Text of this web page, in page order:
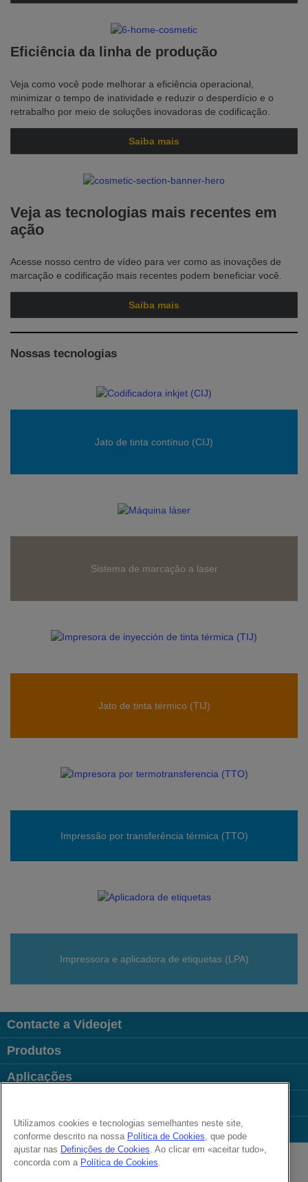
Eficiência da linha de produção
Veja como você pode melhorar a eficiência operacional,
minimizar o tempo de inatividade e reduzir o desperdício e o
retrabalho por meio de soluções inovadoras de codificação.
Saiba mais
Veja as tecnologias mais recentes em
ação
Acesse nosso centro de vídeo para ver como as inovações de
marcação e codificação mais recentes podem beneficiar você.
Saiba mais
Nossas tecnologias
Jato de tinta contínuo (CIJ)
Sistema de marcação a laser
Jato de tinta térmico (TIJ)
Impressão por transferência térmica (TTO)
Impressora e aplicadora de etiquetas (LPA)
Contacte a Videojet
Produtos
Aplicações
Links úteis
Follow us on:
Utilizamos cookies e tecnologias semelhantes neste site,
conforme descrito na nossa Política de Cookies, que pode
ajustar nas Definições de Cookies. Ao clicar em «aceitar tudo»,
concorda com a Política de Cookies.